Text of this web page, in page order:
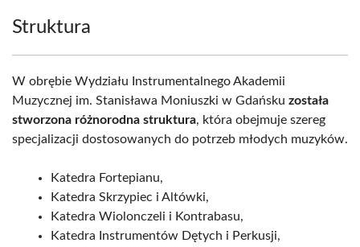
Struktura
W obrębie Wydziału Instrumentalnego Akademii
Muzycznej im. Stanisława Moniuszki w Gdańsku została
stworzona różnorodna struktura, która obejmuje szereg
specjalizacji dostosowanych do potrzeb młodych muzyków.
Katedra Fortepianu,
Katedra Skrzypiec i Altówki,
Katedra Wiolonczeli i Kontrabasu,
Katedra Instrumentów Dętych i Perkusji,